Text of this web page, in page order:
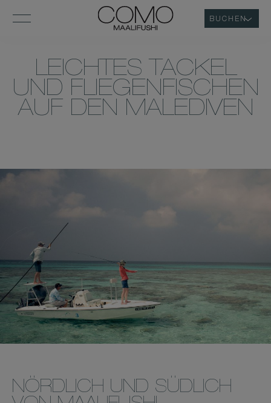
BUCHEN
LEICHTES TACKEL
UND FLIEGENFISCHEN
AUF DEN MALEDIVEN
NÖRDLICH UND SÜDLICH